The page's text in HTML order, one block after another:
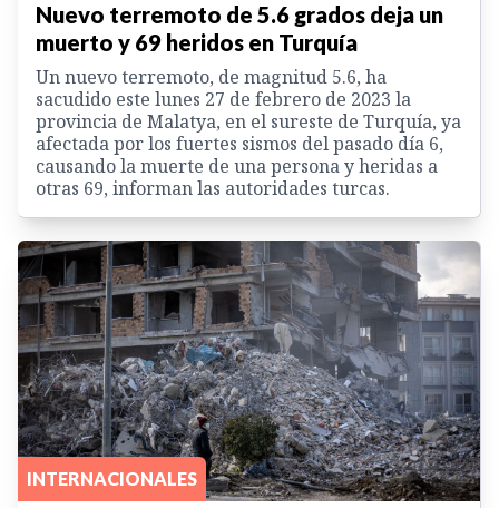
Nuevo terremoto de 5.6 grados deja un
muerto y 69 heridos en Turquía
Un nuevo terremoto, de magnitud 5.6, ha
sacudido este lunes 27 de febrero de 2023 la
provincia de Malatya, en el sureste de Turquía, ya
afectada por los fuertes sismos del pasado día 6,
causando la muerte de una persona y heridas a
otras 69, informan las autoridades turcas.
INTERNACIONALES